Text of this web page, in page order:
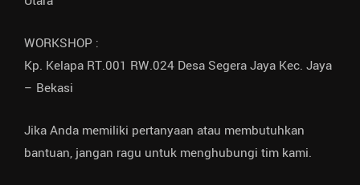
WORKSHOP :
Kp. Kelapa RT.001 RW.024 Desa Segera Jaya Kec. Jaya
– Bekasi
Jika Anda memiliki pertanyaan atau membutuhkan
bantuan, jangan ragu untuk menghubungi tim kami.